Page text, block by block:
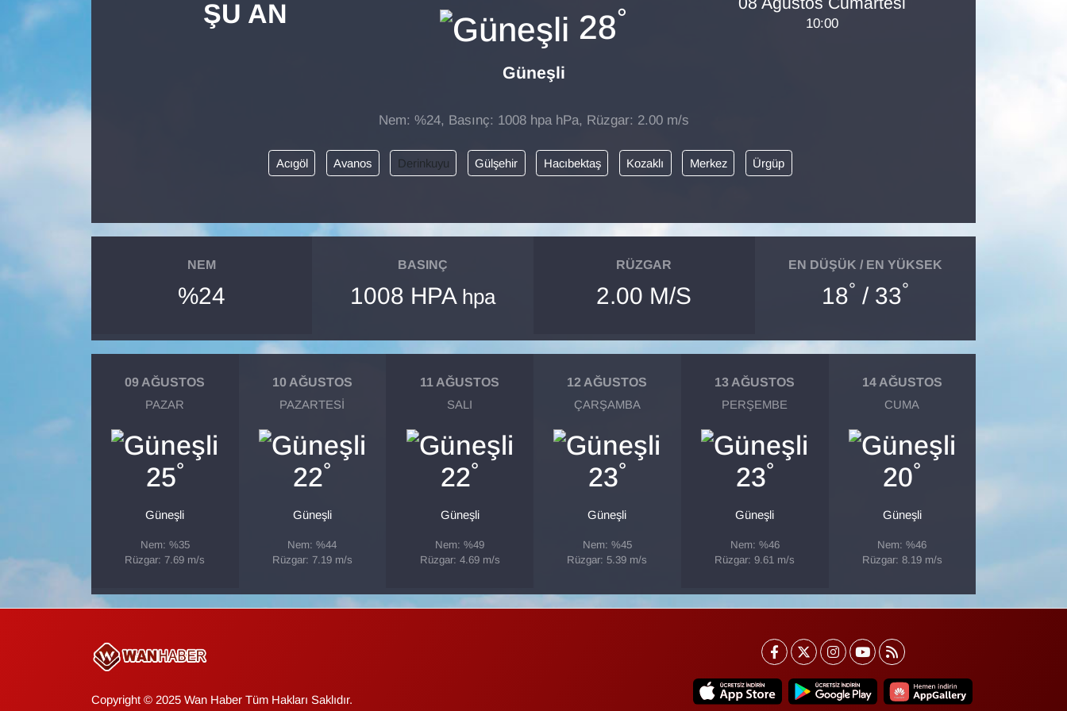
ŞU AN 28°
Güneşli
10:00
Nem: %24, Basınç: 1008 hpa hPa, Rüzgar: 2.00 m/s
Acıgöl Avanos Derinkuyu Gülşehir Hacıbektaş Kozaklı Merkez Ürgüp
NEM
%24
BASINÇ
1008 HPA hpa
RÜZGAR
2.00 M/S
EN DÜŞÜK / EN YÜKSEK
18° / 33°
09 AĞUSTOS
PAZAR
25°
Güneşli
Nem: %35
Rüzgar: 7.69 m/s
10 AĞUSTOS
PAZARTESI
22°
Güneşli
Nem: %44
Rüzgar: 7.19 m/s
11 AĞUSTOS
SALI
22°
Güneşli
Nem: %49
Rüzgar: 4.69 m/s
12 AĞUSTOS
ÇARŞAMBA
23°
Güneşli
Nem: %45
Rüzgar: 5.39 m/s
13 AĞUSTOS
PERŞEMBE
23°
Güneşli
Nem: %46
Rüzgar: 9.61 m/s
14 AĞUSTOS
CUMA
20°
Güneşli
Nem: %46
Rüzgar: 8.19 m/s
Copyright © 2025 Wan Haber Tüm Hakları Saklıdır.
EĞİTİM
HABERDE İNSAN
Kamu Alımları
Kültür & Sanat